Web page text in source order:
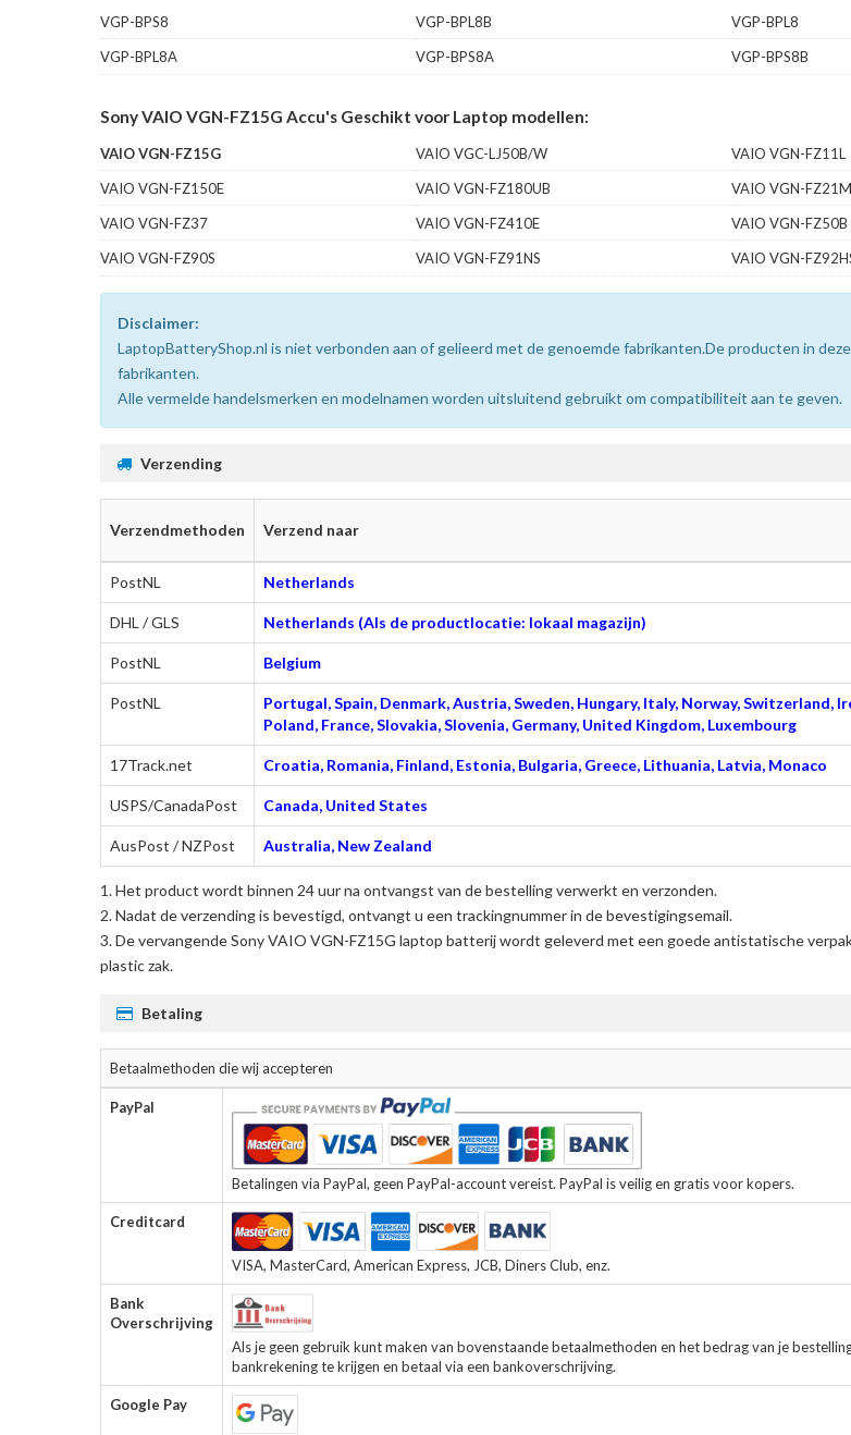
VGP-BPS8 VGP-BPL8B VGP-BPL8
VGP-BPL8A
VGP-BPS8A VGP-BPS8B
Sony VAIO VGN-FZ15G Accu's Geschikt voor Laptop modellen:
VAIO VGN-FZ15G VAIO VGC-LJ50B/W VAIO VGN-FZ11L
VAIO VGN-FZ150E
VAIO VGN-FZ180UB VAIO VGN-FZ21M
VAIO VGN-FZ37
VAIO VGN-FZ410E VAIO VGN-FZ50B
VAIO VGN-FZ90S
VAIO VGN-FZ91NS VAIO VGN-
Disclaimer:
LaptopBatteryShop.nl is niet verbonden aan of gelieerd met de genoemde fabrikanten.De producten in
fabrikanten.
Alle vermelde handelsmerken en modelnamen worden uitsluitend gebruikt om compatibiliteit aan te geven.
Verzending
Verzendmethoden Verzend naar
PostNL Netherlands
DHL / GLS Netherlands (Als de productlocatie: lokaal magazijn)
PostNL Belgium
PostNL
Portugal, Spain, Denmark, Austria, Sweden, Hungary, Italy, Norway, Switzerland,
Poland, France, Slovakia, Slovenia, Germany, United Kingdom, Luxembourg
17Track.net Croatia, Romania, Finland, Estonia, Bulgaria, Greece, Lithuania, Latvia, Monaco
USPS/CanadaPost Canada, United States
AusPost / NZPost Australia, New Zealand
Het product wordt binnen 24 uur na ontvangst van de bestelling verwerkt en verzonden.
Nadat de verzending is bevestigd, ontvangt u een trackingnummer in de bevestigingsemail.
Devervangende Sony VAIO VGN-FZ15G laptop batterijwordt geleverd met een goede antistatische
plastic zak.
Betaling
Betaalmethoden die wij accepteren
PayPal
Betalingen via PayPal, geen PayPal-account vereist. PayPal is veilig en gratis voor kopers.
Creditcard
VISA, MasterCard, American Express, JCB, Diners Club, enz.
Bank
Overschrijving
Als je geen gebruik kunt maken van bovenstaande betaalmethoden en het bedrag van je
bankrekening te krijgen en betaal via een bankoverschrijving.
Google Pay